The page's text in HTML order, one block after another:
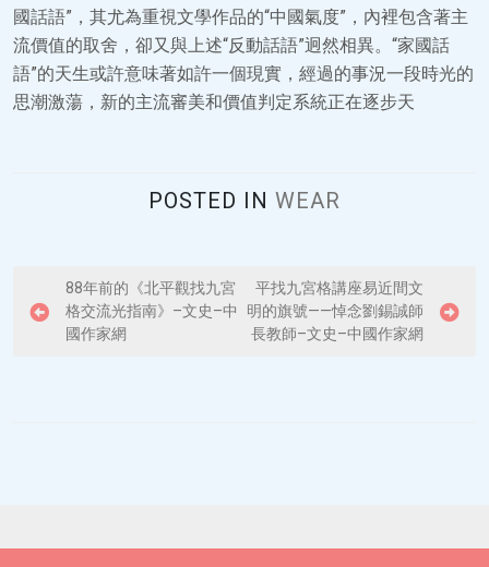
國話語”，其尤為重視文學作品的“中國氣度”，內裡包含著主
流價值的取舍，卻又與上述“反動話語”迥然相異。“家國話
語”的天生或許意味著如許一個現實，經過的事況一段時光的
思潮激蕩，新的主流審美和價值判定系統正在逐步天
POSTED IN WEAR
o
g
88年前的《北平觀找九宮
格交流光指南》–文史–中
國作家網
平找九宮格講座易近間文
明的旗號——悼念劉錫誠師
長教師–文史–中國作家網